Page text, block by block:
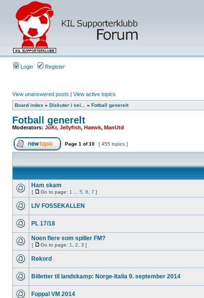
Login Register
View unanswered posts | View active topics
Board index » Diskuter i vei... » Fotball generelt
Fotball generelt
Moderators: JoKr, Jellyfish, Haewk, ManUtd
Page 1 of10 [ 455 topics ]
Ham skam
[ Go to page: 1 5 6 7 ]
LIV FOSSEKALLEN
PL 17/18
Noen flere som spiller FM?
[ Go to page: 1 2 3 ]
Rekord
Billetter til landskamp: Norge-Italia 9. september 2014
Foppal VM 2014